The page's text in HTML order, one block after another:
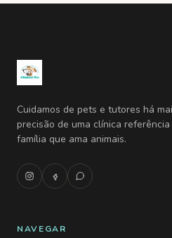
Cuidamos de pets e tutores há
precisão de uma clínica
família que ama animais.
NAVEGAR